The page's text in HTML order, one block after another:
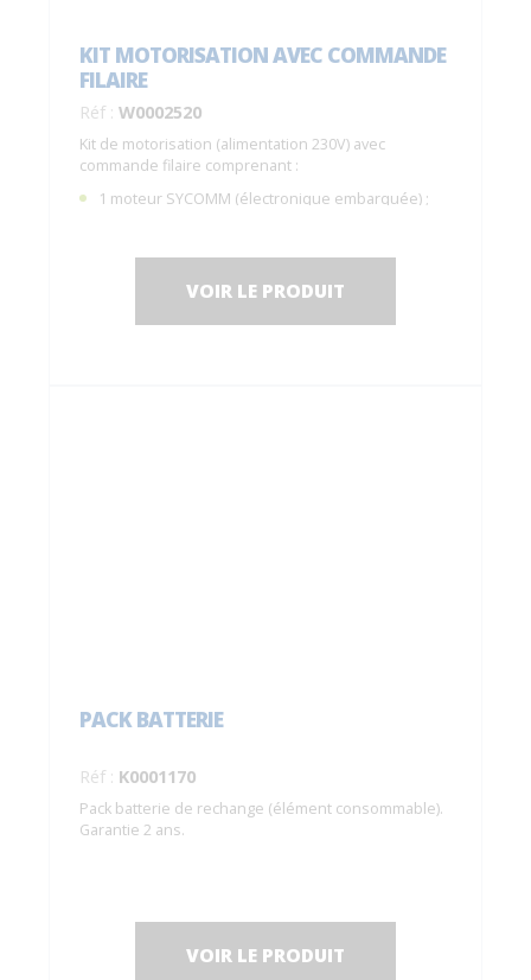
KIT MOTORISATION AVEC COMMANDE
FILAIRE
Réf : W0002520
Kit de motorisation (alimentation 230V) avec
commande filaire comprenant :
1 moteur SYCOMM (électronique embarquée) ;
1 télécommande filaire C0001050.
VOIR LE PRODUIT
PACK BATTERIE
Réf : K0001170
Pack batterie de rechange (élément consommable).
Garantie 2 ans.
VOIR LE PRODUIT